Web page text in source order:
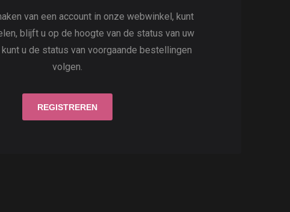
van een account in onze webwinkel, kunt
blijft u op de hoogte van de status van uw
u de status van voorgaande bestellingen
volgen.